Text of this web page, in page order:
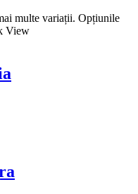
multe variații. Opțiunile
View